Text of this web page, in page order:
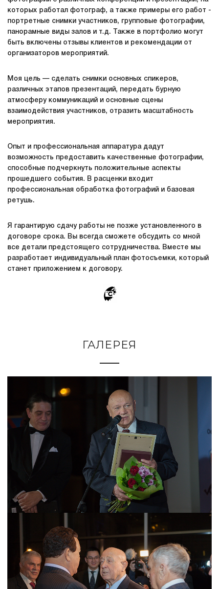
которых работал фотограф, а также примеры его работ -
портретные снимки участников, групповые фотографии,
панорамные виды залов и т.д. Также в портфолио могут
быть включены отзывы клиентов и рекомендации от
организаторов мероприятий.
Моя цель — сделать снимки основных спикеров,
различных этапов презентаций, передать бурную
атмосферу коммуникаций и основные сцены
взаимодействия участников, отразить масштабность
мероприятия.
Опыт и профессиональная аппаратура дадут
возможность предоставить качественные фотографии,
способные подчеркнуть положительные аспекты
прошедшего события. В расценки входит
профессиональная обработка фотографий и базовая
ретушь.
Я гарантирую сдачу работы не позже установленного в
договоре срока. Вы всегда сможете обсудить со мной
все детали предстоящего сотрудничества. Вместе мы
разработает индивидуальный план фотосъемки, который
станет приложением к договору.
ГАЛЕРЕЯ